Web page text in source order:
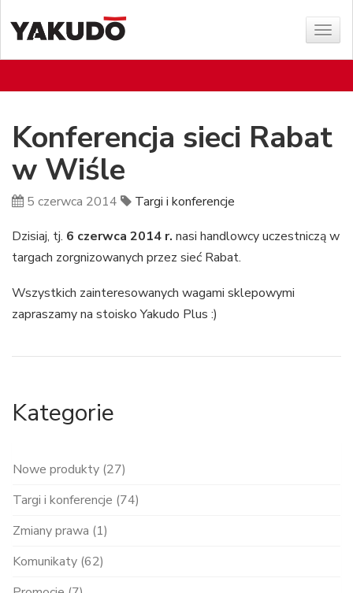
menu
Konferencja sieci Rabat
w Wiśle
5 czerwca 2014
Targi i konferencje
Dzisiaj, tj. 6 czerwca 2014 r. nasi handlowcy uczestniczą w
targach zorgnizowanych przez sieć Rabat.
Wszystkich zainteresowanych wagami sklepowymi
zapraszamy na stoisko Yakudo Plus :)
Kategorie
Nowe produkty (27)
Targi i konferencje (74)
Zmiany prawa (1)
Komunikaty (62)